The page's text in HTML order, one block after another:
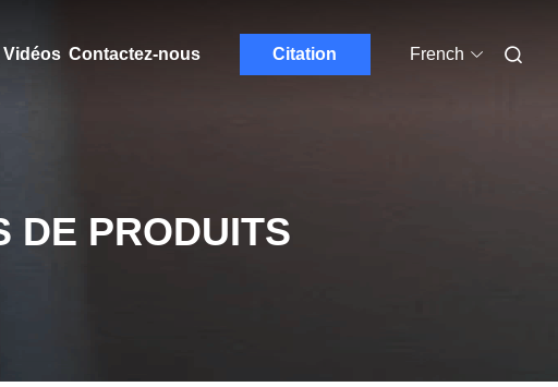
Vidéos Contactez-nous Citation French
DE PRODUITS